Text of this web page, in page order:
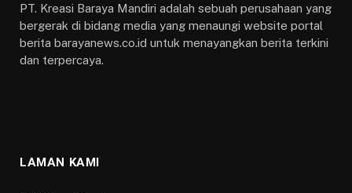
PT. Kreasi Baraya Mandiri adalah sebuah perusahaan yang
bergerak di bidang media yang menaungi website portal
berita barayanews.co.id untuk menayangkan berita terkini
dan terpercaya.
LAMAN KAMI